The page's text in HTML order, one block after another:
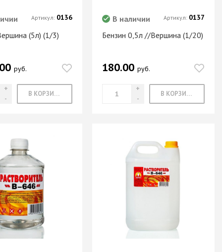
(5л) (1/3)
руб.
В КОРЗИНУ
Артикул: 0136
Бензин 0,5л //Вершина (1/20)
В наличии
180.00руб.
В КОРЗИНУ
Артикул: 0137